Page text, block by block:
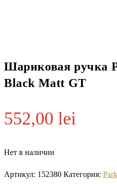
Шариковая ручка
Black Matt GT
552,00 lei
Нет в наличии
Артикул: 152380 Категория: